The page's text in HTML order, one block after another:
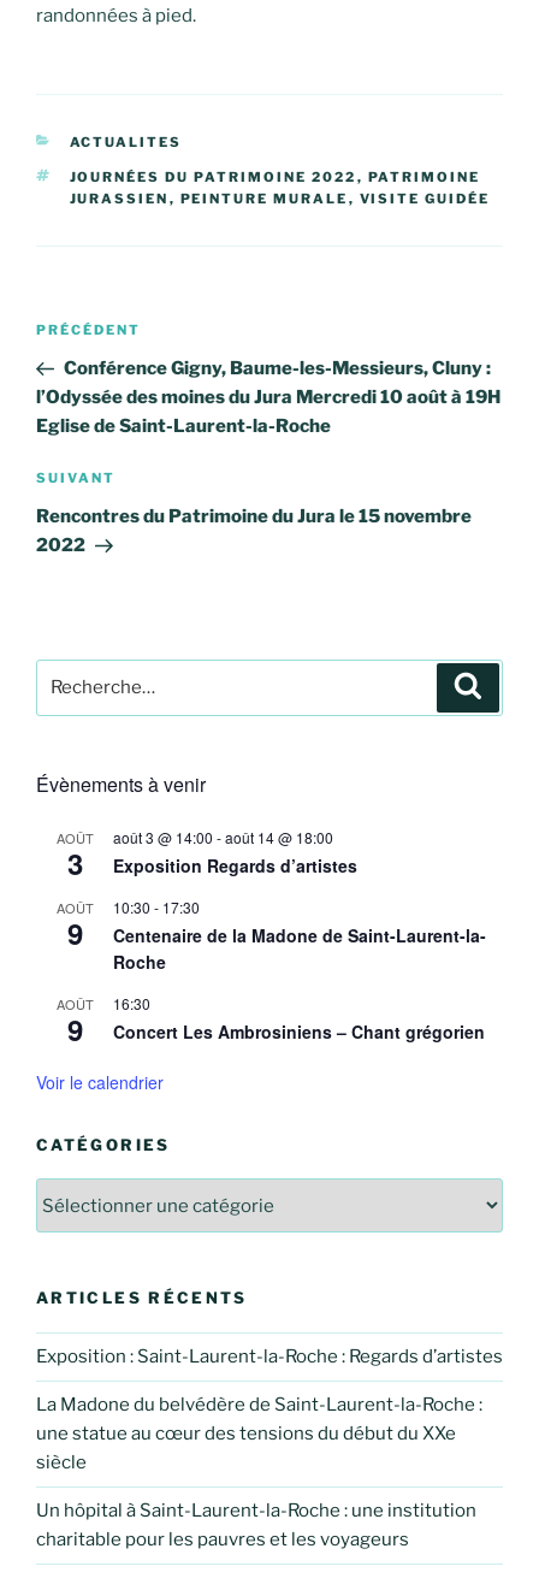
randonnées à pied.
CATÉGORIES
ACTUALITES
ÉTIQUETTES
JOURNÉES DU PATRIMOINE 2022 , PATRIMOINE
JURASSIEN , PEINTURE MURALE , VISITE GUIDÉE
Navigation
l’article
Article
précédent
PRÉCÉDENT
Conférence Gigny, Baume-les-Messieurs, Cluny :
l’Odyssée des moines du Jura Mercredi 10 août à 19H
Eglise de Saint-Laurent-la-Roche
Article
suivant
SUIVANT
Rencontres du Patrimoine du Jura le 15 novembre
2022
pour
Évènements à venir
AOÛT
3
août 3 @ 14:00 -août 14 @ 18:00
Exposition Regards d’artistes
AOÛT
9
10:30 - 17:30
Centenaire de la Madone de Saint-Laurent-la-
Roche
AOÛT
9
16:30
Concert Les Ambrosiniens – Chant grégorien
Voir le calendrier
CATÉGORIES
ARTICLES RÉCENTS
Exposition : Saint-Laurent-la-Roche : Regards d’artistes
La Madone du belvédère de Saint-Laurent-la-Roche :
une statue au cœur des tensions du début du XXe
siècle
Un hôpital à Saint-Laurent-la-Roche : une institution
charitable pour les pauvres et les voyageurs